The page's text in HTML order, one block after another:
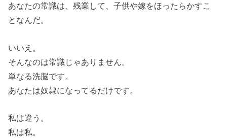
あなたの常識は、残業して、子供や嫁をほったらかすこ
となんだ。
いいえ。
そんなのは常識じゃありません。
単なる洗脳です。
あなたは奴隷になってるだけです。
私は違う。
私は私。